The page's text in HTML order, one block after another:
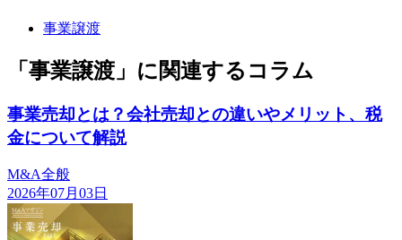
事業譲渡
「事業譲渡」に関連するコラム
事業売却とは？会社売却との違いやメリット、税
金について解説
M&A全般
2026年07月03日